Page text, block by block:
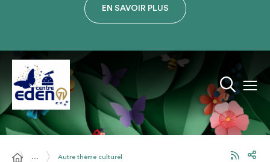
EN SAVOIR PLUS
… Autre thème culturel